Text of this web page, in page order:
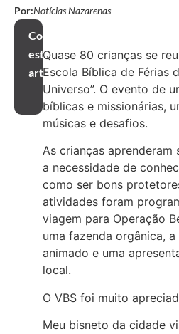
Por:Notícias Nazarenas
Compartilhar
este
artigo
Quase 80 crianças se
Escola Bíblica de Férias
Universo”. O evento de
bíblicas e missionárias,
músicas e desafios.
As crianças
a necessidade de
como ser bons
atividades foram
viagem para Operação
uma fazenda orgânica,
animado e uma
local.
O VBS foi muito
Meu bisneto da cidade